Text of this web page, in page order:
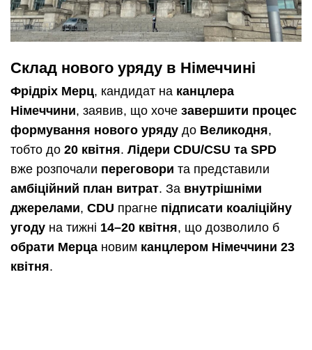
Склад нового уряду в Німеччині
Фрідріх Мерц, кандидат на канцлера
Німеччини, заявив, що хоче завершити процес
формування нового уряду до Великодня,
тобто до 20 квітня. Лідери CDU/CSU та SPD
вже розпочали переговори та представили
амбіційний план витрат. За внутрішніми
джерелами, CDU прагне підписати коаліційну
угоду на тижні 14–20 квітня, що дозволило б
обрати Мерца новим канцлером Німеччини 23
квітня.